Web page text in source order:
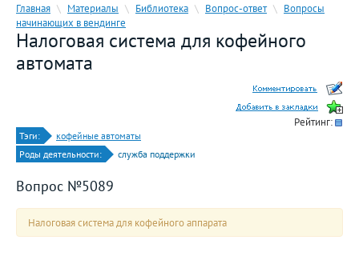
Главная \ Материалы \ Библиотека \ Вопрос-ответ \ Вопросы
начинающих в вендинге
Налоговая система для кофейного
автомата
Рейтинг:
Тэги:
кофейные автоматы
Роды деятельности:
служба поддержки
Вопрос №5089
Налоговая система для кофейного аппарата